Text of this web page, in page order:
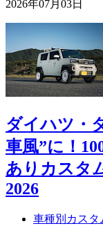
2026年07月03日
ダイハツ・
車風”に！
ありカスタ
2026
車種別カスタ